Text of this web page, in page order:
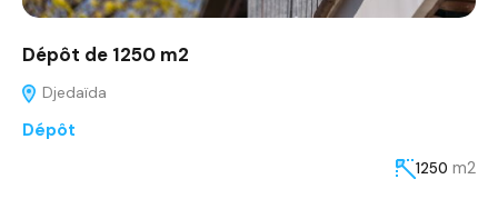
Dépôt de 1250 m2
Djedaïda
Dépôt
1250 m2